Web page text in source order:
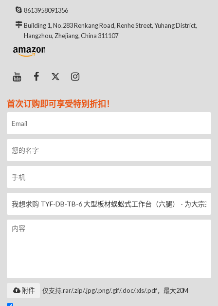
8613958091356
Building 1, No.283 Renkang Road, Renhe Street, Yuhang District,
Hangzhou, Zhejiang, China 311107
首次订购即可享受特别折扣！
仅支持.rar/.zip/.jpg/.png/.gif/.doc/.xls/.pdf，最大20M
附件